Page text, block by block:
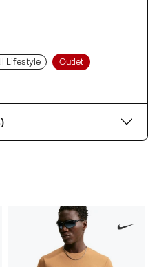
Lifestyle Outlet
(8)